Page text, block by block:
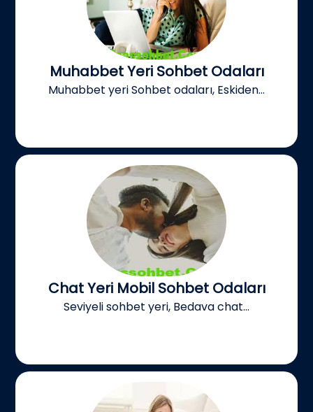
Muhabbet Yeri Sohbet Odaları
Muhabbet yeri Sohbet odaları, Eskiden...
Chat Yeri Mobil Sohbet Odaları
Seviyeli sohbet yeri, Bedava chat...